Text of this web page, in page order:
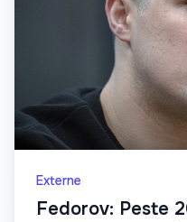
Externe
Fedorov: Peste